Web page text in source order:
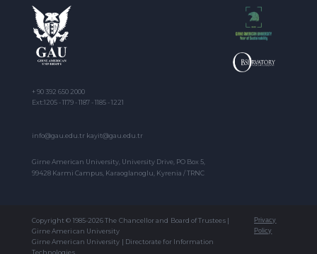
+ 90 392 650 2000
Ext:1205 - 1179 - 1187 - 1185 - 1221
info@gau.edu.tr kayit@gau.edu.tr
Girne American University, University Drive, PO Box 5,
99428 Karmi Campus, Karaoglanoglu, Kyrenia / TRNC
Copyright © 1985-2026 The Chancellor and Board of Trustees |
Girne American University
Girne American University | Directorate for Information
Technologies
Privacy
Policy